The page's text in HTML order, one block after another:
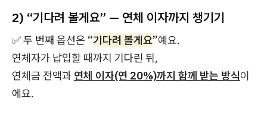
2) “기다려 볼게요” — 연체 이자까지 챙기기
✅ 두 번째 옵션은 “기다려 볼게요”예요.
연체자가 납입할 때까지 기다린 뒤,
연체금 전액과 연체 이자(연 20%)까지 함께 받는 방식이
에요.